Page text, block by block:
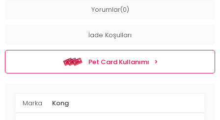
Yorumlar(0)
İade Koşulları
Pet Card Kullanımı
Marka Kong